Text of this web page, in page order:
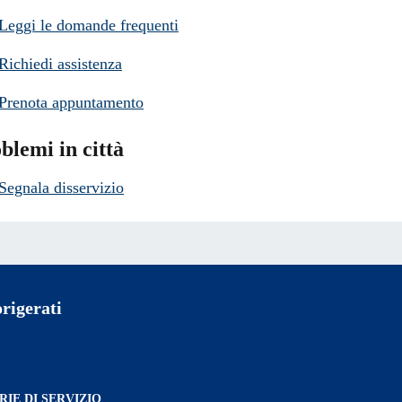
le domande frequenti
assistenza
appuntamento
in città
disservizio
DI SERVIZIO